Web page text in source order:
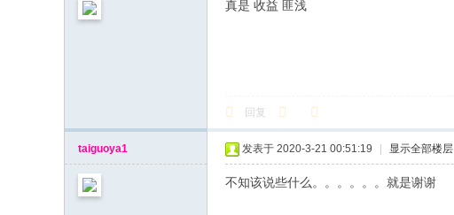
真是 收益 匪浅
回复
taiguoya1 发表于 2020-3-21 00:51:19 显示全部楼层
不知该说些什么。。。。。。就是谢谢